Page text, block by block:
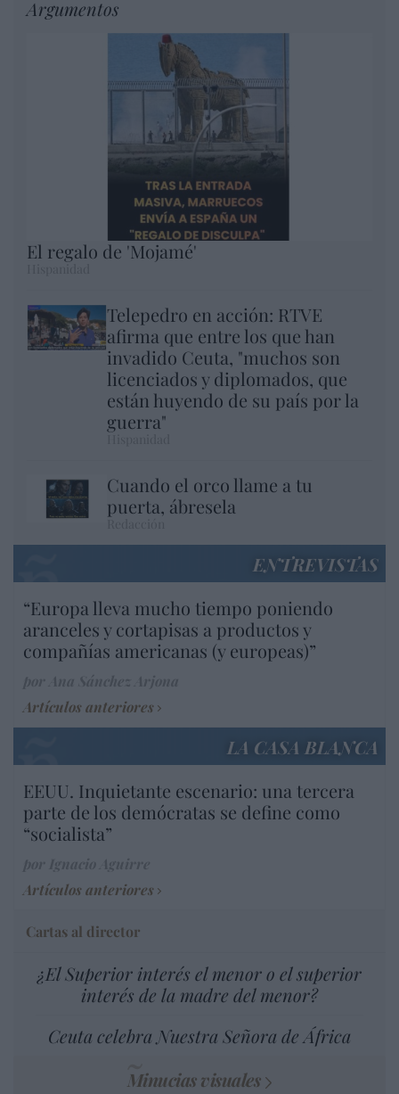
Argumentos
El regalo de 'Mojamé'
Telepedro en acción: RTVE
afirma que entre los que han
invadido Ceuta, "muchos son
licenciados y diplomados, que
están huyendo de su país por la
guerra"
Cuando el orco llame a tu
puerta, ábresela
ENTREVISTAS
“Europa lleva mucho tiempo poniendo
aranceles y cortapisas a productos y
compañías americanas (y europeas)”
Artículos anteriores
LA CASA BLANCA
EEUU. Inquietante escenario: una tercera
parte de los demócratas se define como
“socialista”
Artículos anteriores
Cartas al director
¿El Superior interés el menor o el superior
interés de la madre del menor?
Ceuta celebra Nuestra Señora de África
Minucias visuales